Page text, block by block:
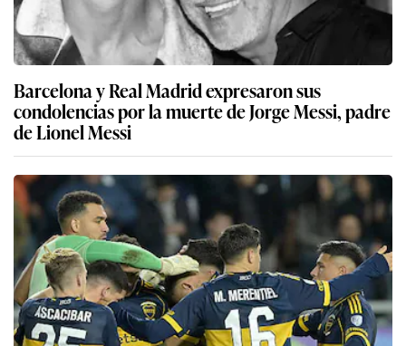
Barcelona y Real Madrid expresaron sus
condolencias por la muerte de Jorge Messi, padre
de Lionel Messi